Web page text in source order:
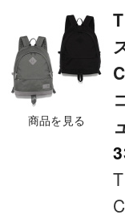
商品を見る